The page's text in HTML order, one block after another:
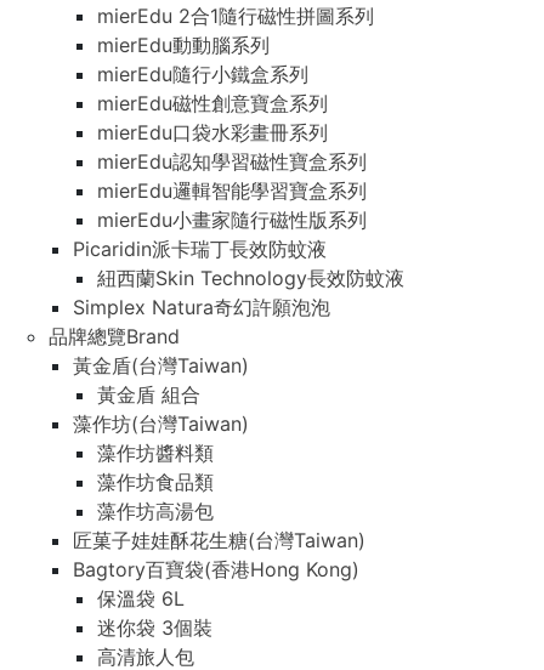
mierEdu 2合1隨行磁性拼圖系列
mierEdu動動腦系列
mierEdu隨行小鐵盒系列
mierEdu磁性創意寶盒系列
mierEdu口袋水彩畫冊系列
mierEdu認知學習磁性寶盒系列
mierEdu邏輯智能學習寶盒系列
mierEdu小畫家隨行磁性版系列
Picaridin派卡瑞丁長效防蚊液
紐西蘭Skin Technology長效防蚊液
Simplex Natura奇幻許願泡泡
品牌總覽Brand
黃金盾(台灣Taiwan)
黃金盾 組合
藻作坊(台灣Taiwan)
藻作坊醬料類
藻作坊食品類
藻作坊高湯包
匠菓子娃娃酥花生糖(台灣Taiwan)
Bagtory百寶袋(香港Hong Kong)
保溫袋 6L
迷你袋 3個裝
高清旅人包